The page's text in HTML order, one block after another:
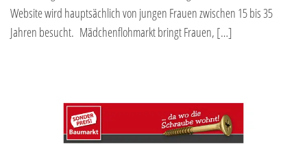
Website wird hauptsächlich von jungen Frauen zwischen 15 bis 35
Jahren besucht. Mädchenflohmarkt bringt Frauen, […]